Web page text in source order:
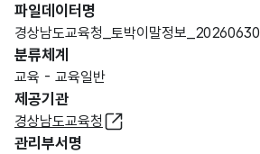
파일데이터명
경상남도교육청_토박이말정보_20260630
분류체계
교육 - 교육일반
제공기관
경상남도교육청
관리부서명